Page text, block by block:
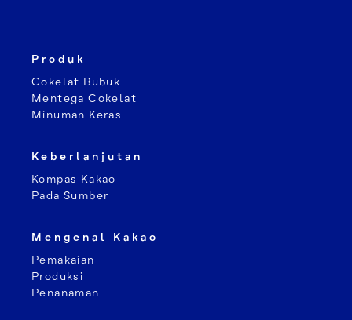
Produk
Cokelat Bubuk
Mentega Cokelat
Minuman Keras
Keberlanjutan
Kompas Kakao
Pada Sumber
Mengenal Kakao
Pemakaian
Produksi
Penanaman